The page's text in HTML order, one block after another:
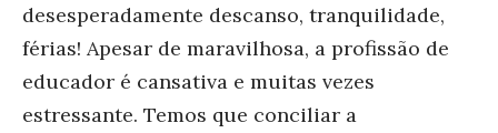
desesperadamente descanso, tranquilidade,
férias! Apesar de maravilhosa, a profissão de
educador é cansativa e muitas vezes
estressante. Temos que conciliar a